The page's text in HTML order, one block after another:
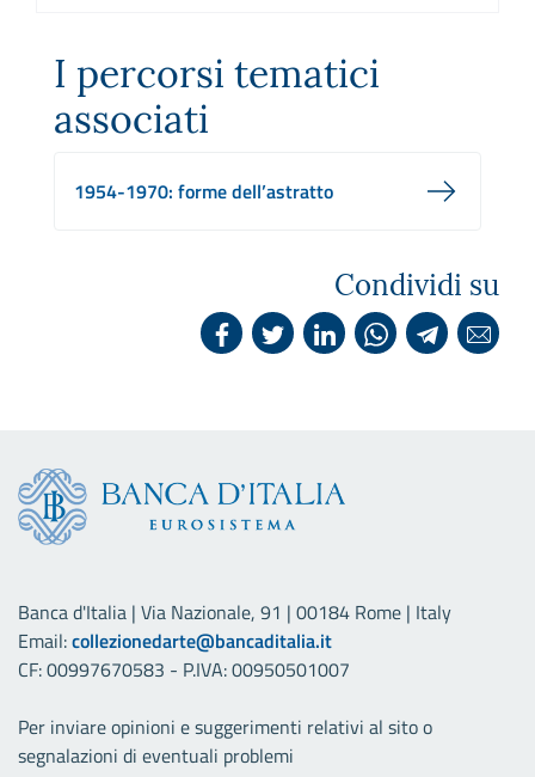
I percorsi tematici
associati
1954-1970: forme dell’astratto
Condividi su
Banca d'Italia | Via Nazionale, 91 | 00184 Rome | Italy
Email:collezionedarte@bancaditalia.it
CF: 00997670583 - P.IVA: 00950501007
Per inviare opinioni e suggerimenti relativi al sito o
segnalazioni di eventuali problemi